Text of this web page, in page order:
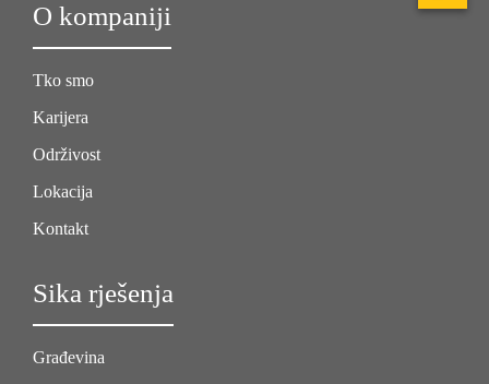
O kompaniji
Tko smo
Karijera
Održivost
Lokacija
Kontakt
Sika rješenja
Građevina